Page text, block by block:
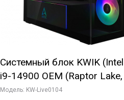
Системный блок KWIK
i9-14900 OEM (Raptor
C24 16EC/8PC// 64 ГБ ОЗУ
Модель: KW-Live0104